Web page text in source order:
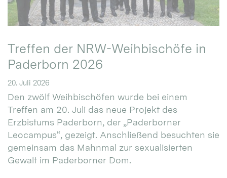
Treffen der NRW-Weihbischöfe in
Paderborn 2026
20. Juli 2026
Den zwölf Weihbischöfen wurde bei einem
Treffen am 20. Juli das neue Projekt des
Erzbistums Paderborn, der „Paderborner
Leocampus“, gezeigt. Anschließend besuchten sie
gemeinsam das Mahnmal zur sexualisierten
Gewalt im Paderborner Dom.